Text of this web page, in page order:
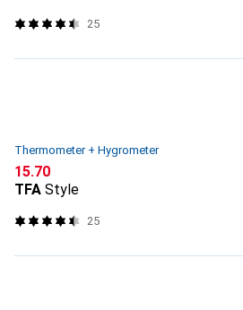
25
Thermometer + Hygrometer
CHF
15.70
TFA Style
25